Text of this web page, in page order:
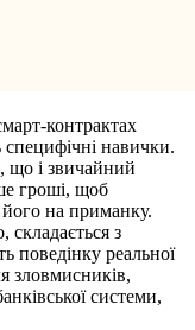
контрактах
специфічні навички.
що і звичайний
гроші, щоб
на приманку.
з
поведінку реальної
зловмисників,
системи,